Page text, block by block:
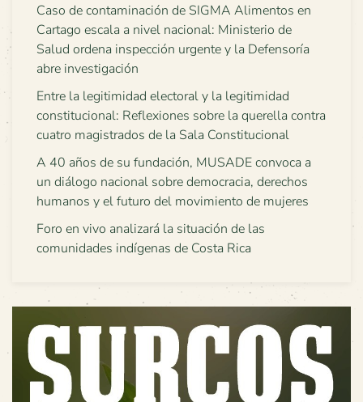
Caso de contaminación de SIGMA Alimentos en
Cartago escala a nivel nacional: Ministerio de
Salud ordena inspección urgente y la Defensoría
abre investigación
Entre la legitimidad electoral y la legitimidad
constitucional: Reflexiones sobre la querella contra
cuatro magistrados de la Sala Constitucional
A 40 años de su fundación, MUSADE convoca a
un diálogo nacional sobre democracia, derechos
humanos y el futuro del movimiento de mujeres
Foro en vivo analizará la situación de las
comunidades indígenas de Costa Rica